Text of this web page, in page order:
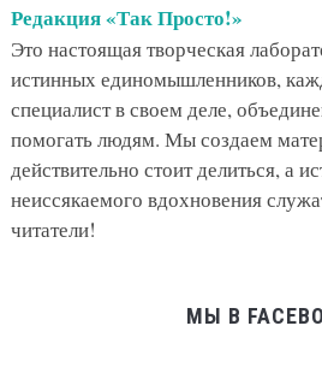
Редакция «Так Просто!»
Это настоящая творческая
истинных единомышленников,
специалист в своем деле,
помогать людям. Мы создаем
действительно стоит делиться, а
неиссякаемого вдохновения
читатели!
МЫ В